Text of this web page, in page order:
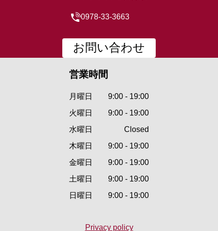
0978-33-3663
お問い合わせ
営業時間
月曜日
9:00 - 19:00
火曜日
9:00 - 19:00
水曜日
Closed
木曜日
9:00 - 19:00
金曜日
9:00 - 19:00
土曜日
9:00 - 19:00
日曜日
9:00 - 19:00
Privacy policy